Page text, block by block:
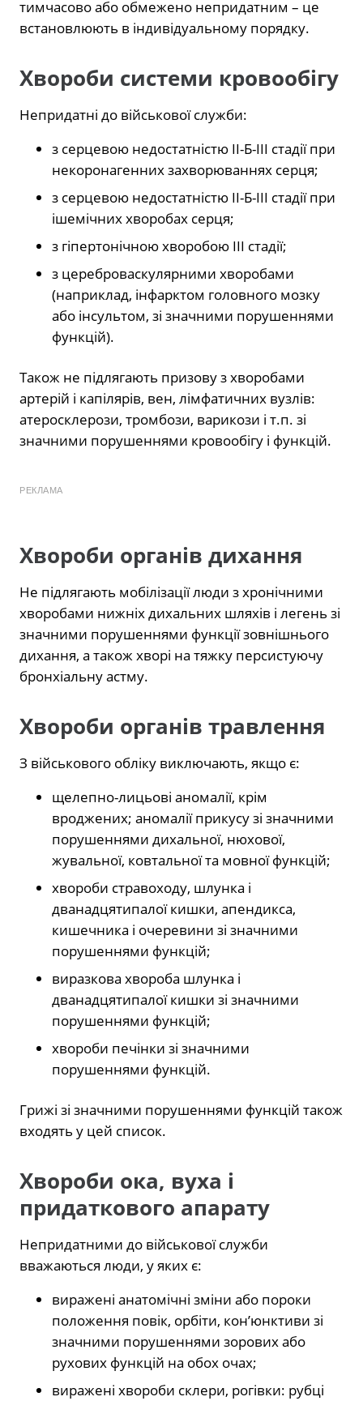
тимчасово або обмежено непридатним – це
встановлюють в індивідуальному порядку.
Хвороби системи кровообігу
Непридатні до військової служби:
з серцевою недостатністю II-Б-III стадії при
некоронагенних захворюваннях серця;
з серцевою недостатністю II-Б-III стадії при
ішемічних хворобах серця;
з гіпертонічною хворобою III стадії;
з цереброваскулярними хворобами
(наприклад, інфарктом головного мозку
або інсультом, зі значними порушеннями
функцій).
Також не підлягають призову з хворобами
артерій і капілярів, вен, лімфатичних вузлів:
атеросклерози, тромбози, варикози і т.п. зі
значними порушеннями кровообігу і функцій.
РЕКЛАМА
Хвороби органів дихання
Не підлягають мобілізації люди з хронічними
хворобами нижніх дихальних шляхів і легень зі
значними порушеннями функції зовнішнього
дихання, а також хворі на тяжку персистуючу
бронхіальну астму.
Хвороби органів травлення
З військового обліку виключають, якщо є:
щелепно-лицьові аномалії, крім
вроджених; аномалії прикусу зі значними
порушеннями дихальної, нюхової,
жувальної, ковтальної та мовної функцій;
хвороби стравоходу, шлунка і
дванадцятипалої кишки, апендикса,
кишечника і очеревини зі значними
порушеннями функцій;
виразкова хвороба шлунка і
дванадцятипалої кишки зі значними
порушеннями функцій;
хвороби печінки зі значними
порушеннями функцій.
Грижі зі значними порушеннями функцій також
входять у цей список.
Хвороби ока, вуха і
придаткового апарату
Непридатними до військової служби
вважаються люди, у яких є:
виражені анатомічні зміни або пороки
положення повік, орбіти, кон’юнктиви зі
значними порушеннями зорових або
рухових функцій на обох очах;
виражені хвороби склери, рогівки: рубці